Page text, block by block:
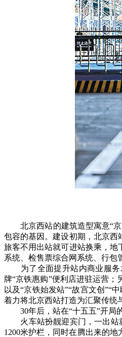
北京西站的建筑造型寓意“京
包容的基因。建设初期，北京西
旅客不用出站就可进站换乘，地
系统、检售票综合网系统、行包
为了全面提升站内商业服务
牌“京铁惠购”便利店进驻运营；
以及“京铁始发站”“故宫文创”“
着力将北京西站打造为汇聚传统
30年后，站在“十五五”开局的
火车站扮靓迎宾门，一出站就
1200米护栏，同时在腾出来的